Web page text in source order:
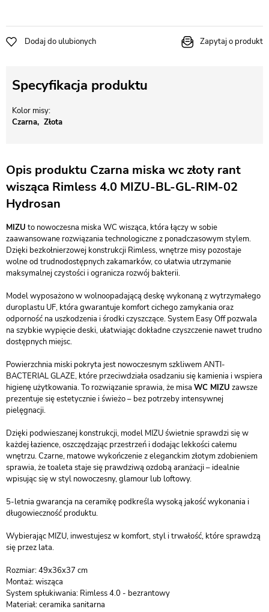
Dodaj do ulubionych Zapytaj o produkt
Specyfikacja produktu
Kolor misy
Czarna
Złota
Opis produktu Czarna miska wc złoty rant
wisząca Rimless 4.0 MIZU-BL-GL-RIM-02
Hydrosan
MIZU to nowoczesna miska WC wisząca, która łączy w sobie
zaawansowane rozwiązania technologiczne z ponadczasowym stylem.
Dzięki bezkołnierzowej konstrukcji Rimless, wnętrze misy pozostaje
wolne od trudnodostępnych zakamarków, co ułatwia utrzymanie
maksymalnej czystości i ogranicza rozwój bakterii.
Model wyposażono w wolnoopadającą deskę wykonaną z wytrzymałego
duroplastu UF, która gwarantuje komfort cichego zamykania oraz
odporność na uszkodzenia i środki czyszczące. System Easy Off pozwala
na szybkie wypięcie deski, ułatwiając dokładne czyszczenie nawet trudno
dostępnych miejsc.
Powierzchnia miski pokryta jest nowoczesnym szkliwem ANTI-
BACTERIAL GLAZE, które przeciwdziała osadzaniu się kamienia i wspiera
higienę użytkowania. To rozwiązanie sprawia, że misa WC MIZU zawsze
prezentuje się estetycznie i świeżo – bez potrzeby intensywnej
pielęgnacji.
Dzięki podwieszanej konstrukcji, model MIZU świetnie sprawdzi się w
każdej łazience, oszczędzając przestrzeń i dodając lekkości całemu
wnętrzu. Czarne, matowe wykończenie z eleganckim złotym zdobieniem
sprawia, że toaleta staje się prawdziwą ozdobą aranżacji – idealnie
wpisując się w styl nowoczesny, glamour lub loftowy.
5-letnia gwarancja na ceramikę podkreśla wysoką jakość wykonania i
długowieczność produktu.
Wybierając MIZU, inwestujesz w komfort, styl i trwałość, które sprawdzą
się przez lata.
Rozmiar: 49x36x37 cm
Montaż: wisząca
System spłukiwania: Rimless 4.0 - bezrantowy
Materiał: ceramika sanitarna